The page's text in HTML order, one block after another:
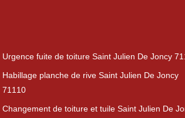
Urgence fuite de toiture Saint Julien De Joncy
Habillage planche de rive Saint Julien De Joncy
71110
Changement de toiture et tuile Saint Julien De